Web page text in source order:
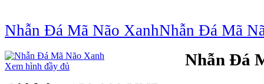
Nhẫn Đá Mã Não XanhNhẫn Đá Mã
Xem hình đầy đủ Nhẫn Đá